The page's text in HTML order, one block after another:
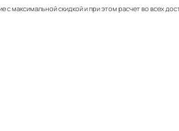
максимальной скидкой и при этом расчет во всех